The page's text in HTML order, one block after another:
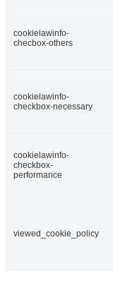
cookielawinfo-
checbox-others
cookielawinfo-
checkbox-necessary
cookielawinfo-
checkbox-
performance
viewed_cookie_policy